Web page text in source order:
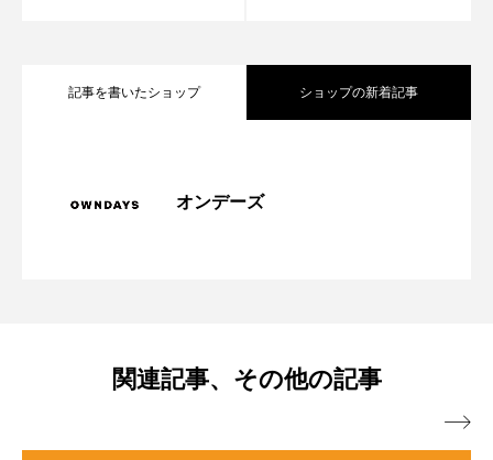
記事を書いたショップ ショップの新着記事
オンデーズ
ート!第1弾はUV&ブ ルーライトカットレ
ート!みんなで買うともっとお得に。
2026.07.10 【OWNDAYS】最大50%OFF!「オンデー
関連記事、その他の記事
